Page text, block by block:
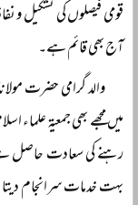
قومی فیصلوں کی تشکیل و
آج بھی قائم ہے۔
والد گرامی حضرت
میں مجھے بھی جمعیۃ
بہت خدمات سرانجام